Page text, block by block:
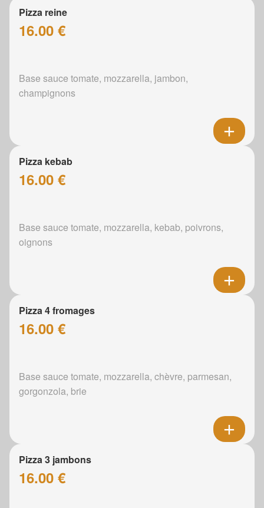
Pizza reine
16.00 €
Base sauce tomate, mozzarella, jambon,
champignons
Pizza kebab
16.00 €
Base sauce tomate, mozzarella, kebab, poivrons,
oignons
Pizza 4 fromages
16.00 €
Base sauce tomate, mozzarella, chèvre, parmesan,
gorgonzola, brie
Pizza 3 jambons
16.00 €